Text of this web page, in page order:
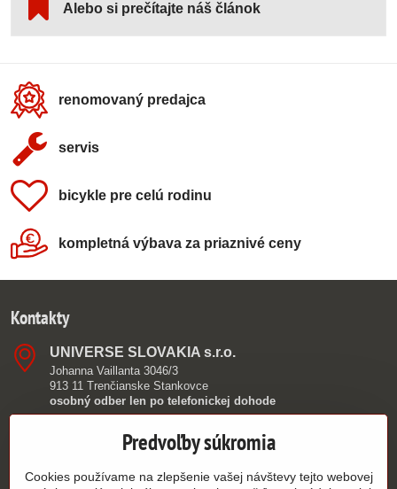
Alebo si prečítajte náš článok
renomovaný predajca
servis
bicykle pre celú rodinu
kompletná výbava za priaznivé ceny
Kontakty
UNIVERSE SLOVAKIA s​.r​.o​.
Johanna Vaillanta 3046/3
913 11 Trenčianske Stankovce
osobný odber len po telefonickej dohode
0949 390 362
info​@authorshop​.sk
Predvoľby súkromia
Cookies používame na zlepšenie vašej návštevy tejto webovej